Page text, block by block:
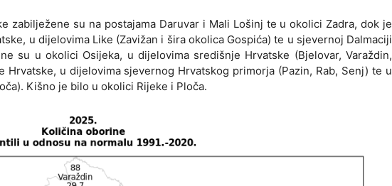
zabilježene su na postajama Daruvar i Mali Lošinj te u okolici Zadra, dok je
u dijelovima Like (Zavižan i šira okolica Gospića) te u sjevernoj Dalmaciji
su u okolici Osijeka, u dijelovima središnje Hrvatske (Bjelovar, Varaždin,
Hrvatske, u dijelovima sjevernog Hrvatskog primorja (Pazin, Rab, Senj) te u
Kišno je bilo u okolici Rijeke i Ploča.